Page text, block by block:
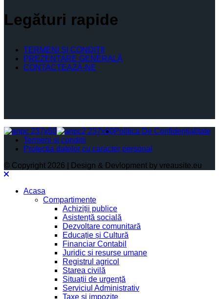
Legături rapide
TERMENI ŞI CONDIŢII
PREZENTARE GENERALĂ
CONTACTEAZĂ-NE
Politica De Confidențialitate
Termeni și condiții
Protectia datelor cu caracter personal
© Copyright 2026 | Design & Devlopment by vreausite.eu
Acasa
Compartimente
Achiziții publice
Asistență socială
Dezvoltare comunitară
Educație și Cultură
Financiar Contabil
Juridic si resurse umane
Registrul agricol
Starea civilă
Situații de urgență
Serviciul Administrativ
Taxe și impozite